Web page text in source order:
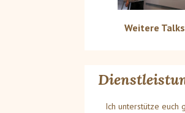
Weitere Talks
Ich unterstütze euch